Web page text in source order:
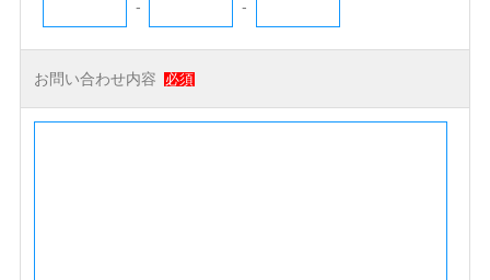
- -
お問い合わせ内容 必須